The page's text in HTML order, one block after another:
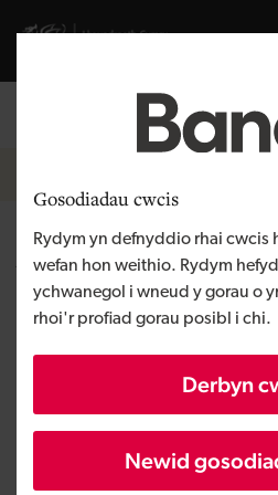
Gosodiadau cwcis
Rydym yn defnyddio rhai cwcis
wefan hon weithio. Rydym
ychwanegol i wneud y gorau o
rhoi'r profiad gorau posibl i chi.
Derbyn
Newid
Adroddiad